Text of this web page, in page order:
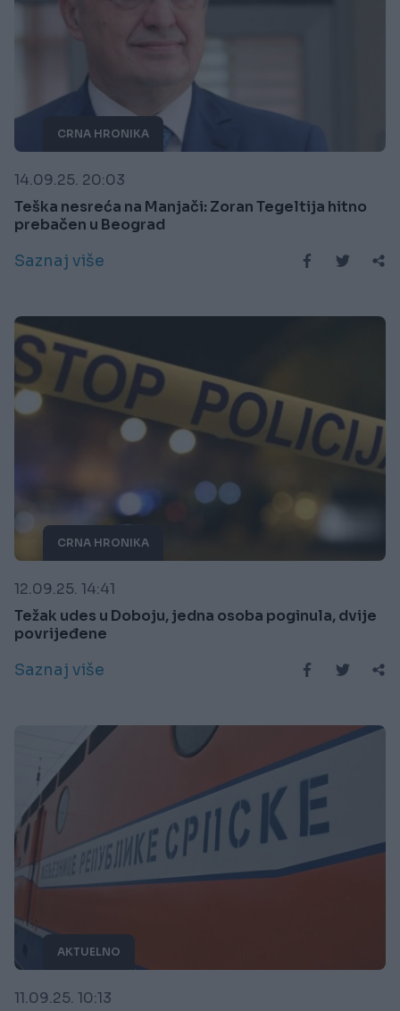
CRNA HRONIKA
14.09.25. 20:03
Teška nesreća na Manjači: Zoran Tegeltija hitno
prebačen u Beograd
Saznaj više
CRNA HRONIKA
12.09.25. 14:41
Težak udes u Doboju, jedna osoba poginula, dvije
povrijeđene
Saznaj više
AKTUELNO
11.09.25. 10:13